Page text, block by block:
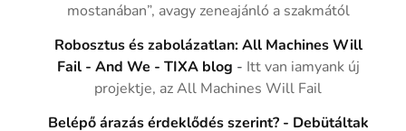
mostanában”, avagy zeneajánló a szakmától
Robosztus és zabolázatlan: All Machines Will
Fail - And We - TIXA blog - Itt van iamyank új
projektje, az All Machines Will Fail
Belépő árazás érdeklődés szerint? - Debütáltak